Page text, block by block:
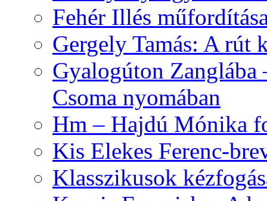
Fehér Illés
Gergely Tamás: A rút
Gyalogúton Zanglába
Csoma nyomában
Hm – Hajdú Mónika
Kis Elekes Ferenc-
Klasszikusok